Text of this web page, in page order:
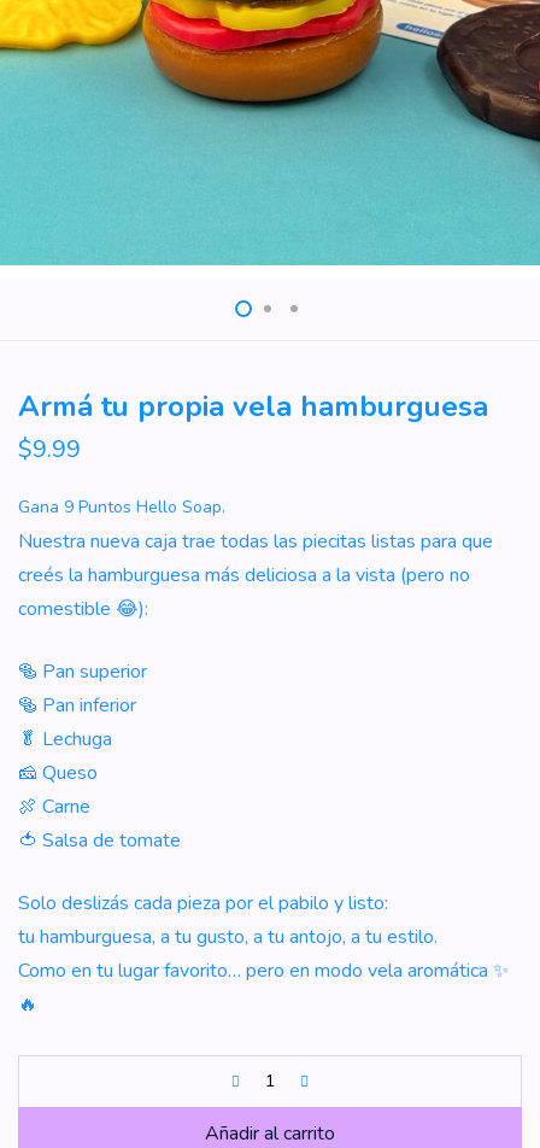
Armá tu propia vela hamburguesa
$9.99
Gana 9 Puntos Hello Soap.
Nuestra nueva caja trae todas las piecitas listas para que
creés la hamburguesa más deliciosa a la vista (pero no
comestible 😂):
🥯 Pan superior
🥯 Pan inferior
🥬 Lechuga
🧀 Queso
🍖 Carne
🍅 Salsa de tomate
Solo deslizás cada pieza por el pabilo y listo:
tu hamburguesa, a tu gusto, a tu antojo, a tu estilo.
Como en tu lugar favorito… pero en modo vela aromática ✨
🔥
Añadir al carrito